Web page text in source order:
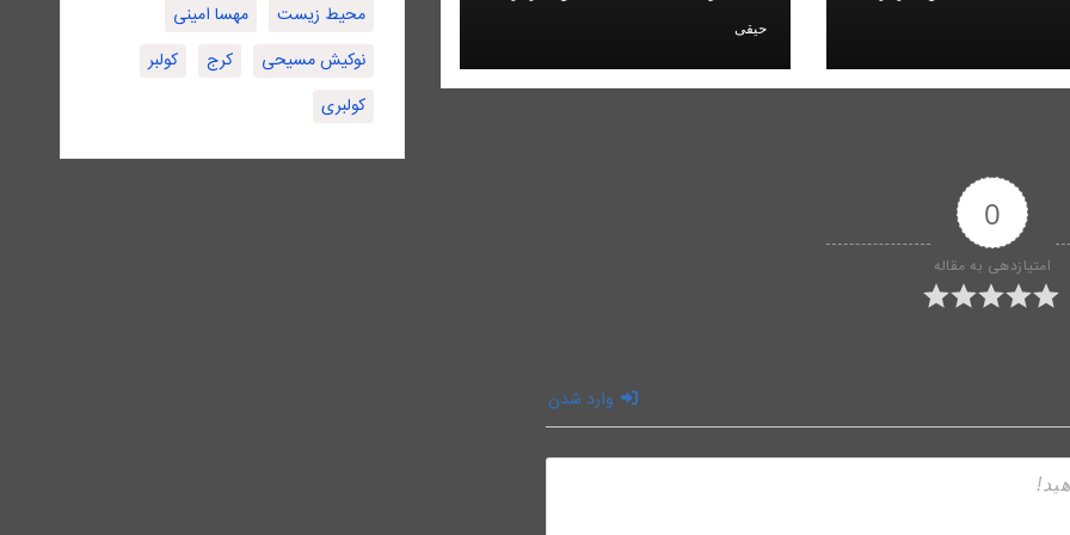
البرز
حیقی
0
امتیازدهی به مقاله
وارد شدن
محیط زیست
مهسا امینی
نوکیش مسیحی
کرج
کولبر
کولبری